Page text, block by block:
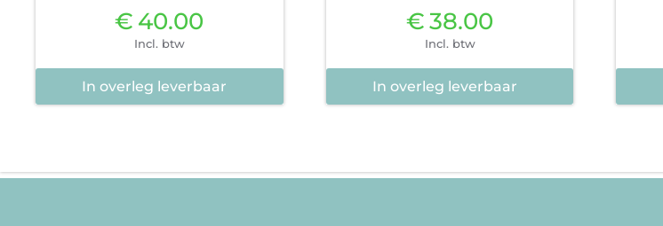
€ 40.00
Incl. btw
In overleg leverbaar
€38.00
Incl. btw
In overleg leverbaar